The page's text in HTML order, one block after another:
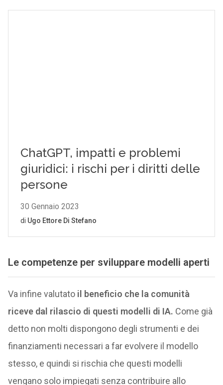
Le competenze per sviluppare modelli aperti
Va infine valutato il beneficio che la comunità
riceve dal rilascio di questi modelli di IA. Come già
detto non molti dispongono degli strumenti e dei
finanziamenti necessari a far evolvere il modello
stesso, e quindi si rischia che questi modelli
vengano solo impiegati senza contribuire allo